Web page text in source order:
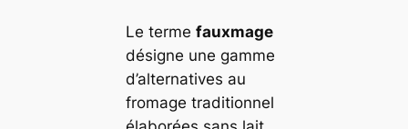
Le terme fauxmage
désigne une gamme
d’alternatives au
fromage traditionnel